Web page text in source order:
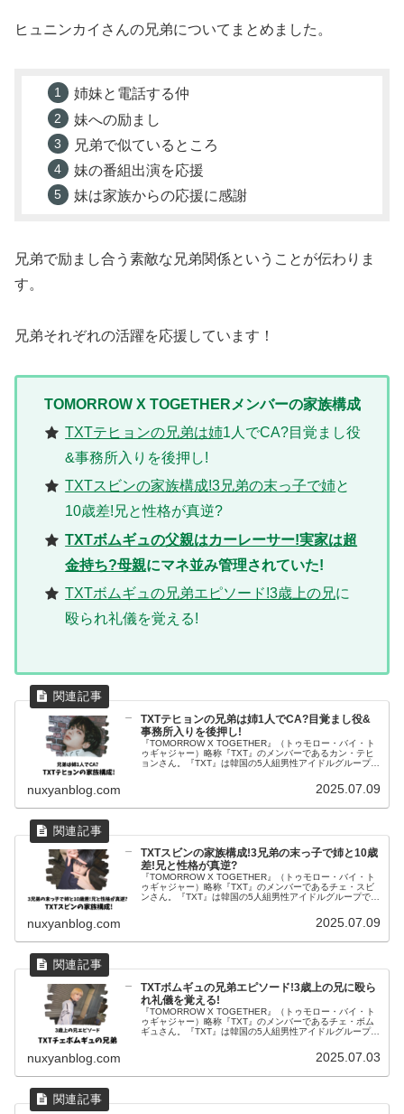
ヒュニンカイさんの兄弟についてまとめました。
姉妹と電話する仲
妹への励まし
兄弟で似ているところ
妹の番組出演を応援
妹は家族からの応援に感謝
兄弟で励まし合う素敵な兄弟関係ということが伝わりま
す。
兄弟それぞれの活躍を応援しています！
TOMORROW X TOGETHERメンバーの家族構成
TXTテヒョンの兄弟は姉1人でCA?目覚まし役
&事務所入りを後押し!
TXTスビンの家族構成!3兄弟の末っ子で姉と
10歳差!兄と性格が真逆?
TXTボムギュの父親はカーレーサー!実家は超
金持ち?母親にマネ並み管理されていた!
TXTボムギュの兄弟エピソード!3歳上の兄に
殴られ礼儀を覚える!
TXTテヒョンの兄弟は姉1人でCA?目覚まし役&
事務所入りを後押し!
『TOMORROW X TOGETHER』（トゥモロー・バイ・ト
ゥギャジャー）略称『TXT』のメンバーであるカン・テヒ
ョンさん。『TXT』は韓国の5人組男性アイドルグループで
nuxyanblog.com 2025.07.09
TXTスビンの家族構成!3兄弟の末っ子で姉と10歳
差!兄と性格が真逆?
『TOMORROW X TOGETHER』（トゥモロー・バイ・ト
ゥギャジャー）略称『TXT』のメンバーであるチェ・スビ
ンさん。『TXT』は韓国の5人組男性アイドルグループで
nuxyanblog.com 2025.07.09
TXTボムギュの兄弟エピソード!3歳上の兄に殴ら
れ礼儀を覚える!
『TOMORROW X TOGETHER』（トゥモロー・バイ・ト
ゥギャジャー）略称『TXT』のメンバーであるチェ・ボム
ギュさん。『TXT』は韓国の5人組男性アイドルグループで
nuxyanblog.com 2025.07.03